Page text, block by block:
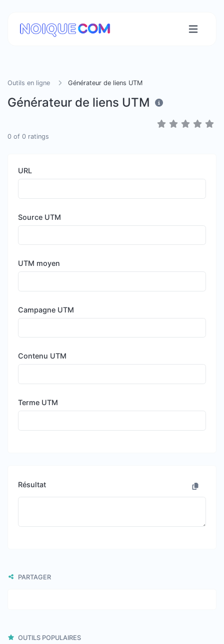
Outils en ligne Générateur de liens UTM
Générateur de liens UTM
0 of 0 ratings
URL
Source UTM
UTM moyen
Campagne UTM
Contenu UTM
Terme UTM
Résultat
PARTAGER
OUTILS POPULAIRES